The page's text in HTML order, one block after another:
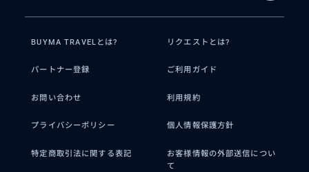
BUYMA TRAVELとは? リクエストとは?
パートナー登録 ご利用ガイド
お問い合わせ 利用規約
プライバシーポリシー 個人情報保護方針
特定商取引法に関する表記
お客様情報の外部送信につい
て